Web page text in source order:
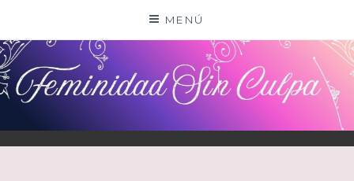
contenido
MENÚ